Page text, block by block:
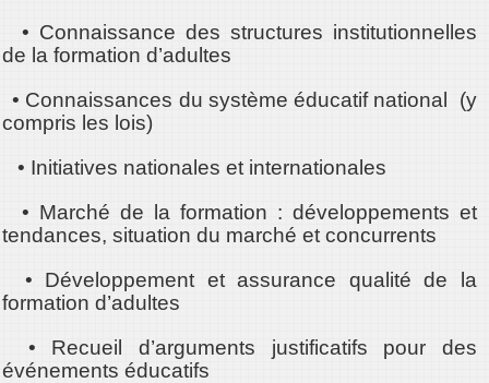
• Connaissance des structures institutionnelles
de la formation d’adultes
• Connaissances du système éducatif national (y
compris les lois)
• Initiatives nationales et internationales
• Marché de la formation : développements et
tendances, situation du marché et concurrents
• Développement et assurance qualité de la
formation d’adultes
• Recueil d’arguments justificatifs pour des
événements éducatifs